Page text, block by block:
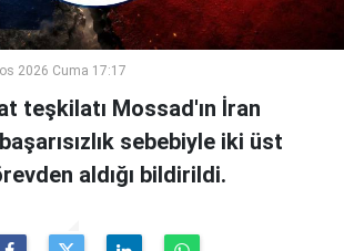
2026 Cuma 17:17
teşkilatı Mossad'ın İran
sebebiyle iki üst
aldığı bildirildi.